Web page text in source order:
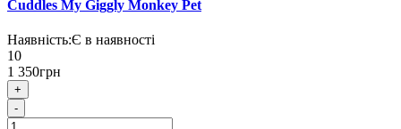
Cuddles My Giggly Monkey Pet
Наявність:Є в наявності
10
1 350грн
+
-